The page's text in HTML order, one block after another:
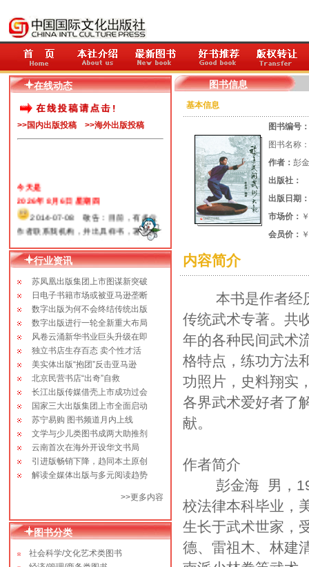
在线动态
>>国内出版投稿 >>海外出版投稿
今天是
2026年 8月6日 星期四
2014-07-08 敬告：目前，有多位
作者联系我机构，并出具样书，署名由
我社出版，经查我机构并没有出过以上
几位人士的书籍。据了解，目前社会上
有多个机构冒用我社名义在开展出书业
务，谨在此提醒：我机构法人、总编辑
没有“汪某”此人，名称中，也没有“中国
国际文化出版社（香港）”、“中国国际
艺术出版社”等字样。如果您这方面遇到
问题，请及时和我机构工作人员联系。
2014-06-01 敬告读者：由于近期
本网站系统升级，书目太多，人力有
限，出版社决定暂将超过一年以上的书
目在相关栏目暂时下线。如果您需要在
此范围内的书目，请联系我们工作人
员。
2013-11-08 征稿：《中国实力派
书画家》丛书征稿启事！
正式合格出版物，我社在核准、备案的
基础上，均在“版权查询”栏目予以公开
展示，欢迎广大读者监督、查询！
行业资讯
苏凤凰出版集团上市图谋新突破
日电子书籍市场或被亚马逊垄断
数字出版为何不会终结传统出版
数字出版进行一轮全新重大布局
风卷云涌新华书业巨头升级在即
独立书店生存百态 卖个性才活
美实体出版“抱团”反击亚马逊
北京民营书店“出奇”自救
长江出版传媒借壳上市成功过会
国家三大出版集团上市全面启动
苏宁易购 图书频道月内上线
文学与少儿类图书成两大助推剂
云南首次在海外开设华文书局
引进版畅销下降，趋同本土原创
解读全媒体出版与多元阅读趋势
>>更多内容
图书分类
社会科学/文化艺术类图书
图书信息
基本信息
图书编号：
图书名称
作者： 彭
出版社：
出版日期：
市场价：
会员价：
内容简介
本书是作者经历
传统武术专著。共
年的各种民间武术
格特点，练功方法
功照片，史料翔实
各界武术爱好者了
献。
作者简介
彭金海
男，
校法律本科毕业，
生长于武术世家，
德、雷祖木、林建